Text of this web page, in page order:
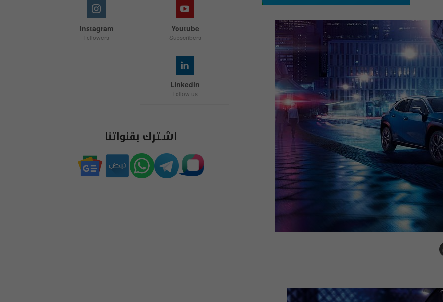
Youtube
Subscribers
Instagram
Followers
Linkedin
Follow us
اشترك بقنواتنا